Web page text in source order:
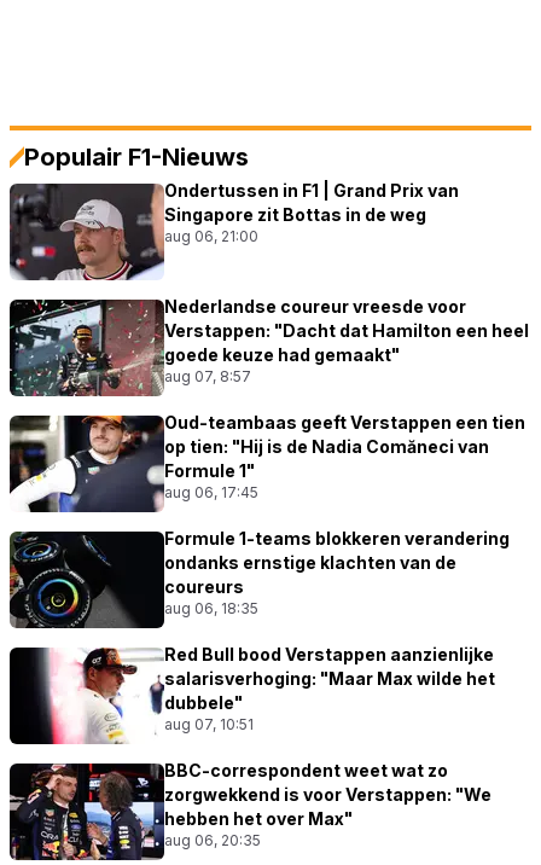
Populair F1-Nieuws
Ondertussen in F1 | Grand Prix van
Singapore zit Bottas in de weg
aug 06, 21:00
Nederlandse coureur vreesde voor
Verstappen: "Dacht dat Hamilton een heel
goede keuze had gemaakt"
aug 07, 8:57
Oud-teambaas geeft Verstappen een tien
op tien: "Hij is de Nadia Comăneci van
Formule 1"
aug 06, 17:45
Formule 1-teams blokkeren verandering
ondanks ernstige klachten van de
coureurs
aug 06, 18:35
Red Bull bood Verstappen aanzienlijke
salarisverhoging: "Maar Max wilde het
dubbele"
aug 07, 10:51
BBC-correspondent weet wat zo
zorgwekkend is voor Verstappen: "We
hebben het over Max"
aug 06, 20:35